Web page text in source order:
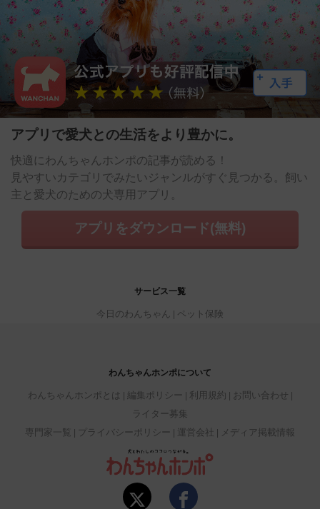
アプリで愛犬との生活をより豊かに。
快適にわんちゃんホンポの記事が読める！
見やすいカテゴリでみたいジャンルがすぐ見つかる。飼い
主と愛犬のための犬専用アプリ。
アプリをダウンロード(無料)
サービス一覧
今日のわんちゃん ペット保険
わんちゃんホンポについて
わんちゃんホンポとは 編集ポリシー 利用規約
お問い合わせ
ライター募集
専門家一覧
プライバシーポリシー 運営会社 メディア掲載情報